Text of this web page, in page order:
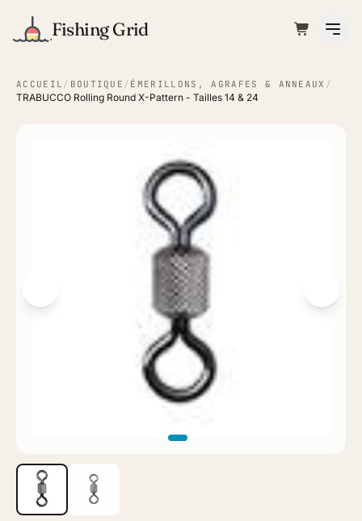
Fishing Grid
ACCUEIL / BOUTIQUE / ÉMERILLONS, AGRAFES & ANNEAUX /
TRABUCCO Rolling Round X-Pattern - Tailles 14 & 24